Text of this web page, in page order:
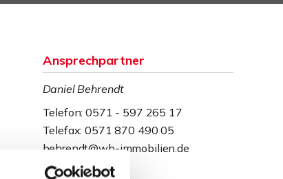
Ansprechpartner
Daniel Behrendt
Telefon: 0571 - 597 265 17
Telefax: 0571 870 490 05
behrendt@wb-immobilien.de